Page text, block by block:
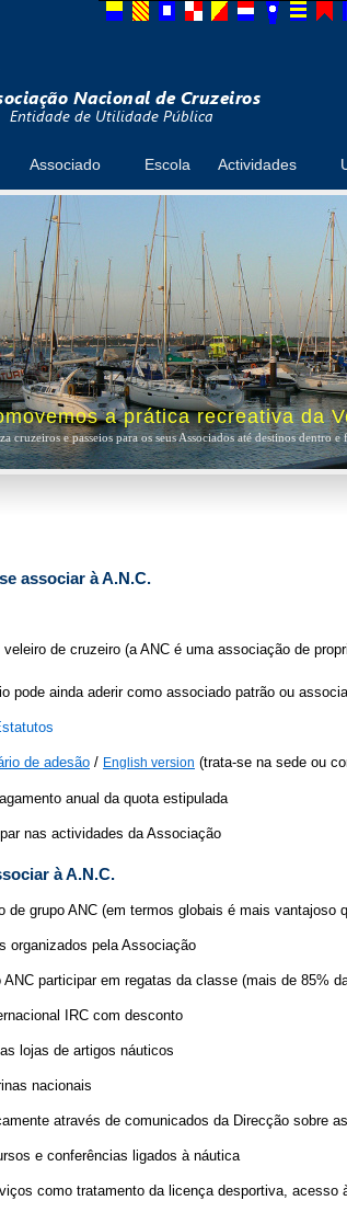
Associado Escola Actividades
a prática recreativa da
cruzeiros e passeios para os seus Associados até destinos dentro
associar à A.N.C.
de cruzeiro (a ANC é uma associação de
pode ainda aderir como associado patrão ou
de adesão / English version (trata-se na sede ou
anual da quota estipulada
nas actividades da Associação
à A.N.C.
de grupo ANC (em termos globais é mais vantajoso
organizados pela Associação
participar em regatas da classe (mais de 85%
IRC com desconto
lojas de artigos náuticos
nacionais
através de comunicados da Direcção sobre
e conferências ligados à náutica
como tratamento da licença desportiva,